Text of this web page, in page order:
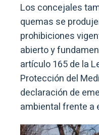
Los concejales
quemas se
prohibiciones
abierto y
artículo 165 de la
Protección del
declaración de
ambiental frente a